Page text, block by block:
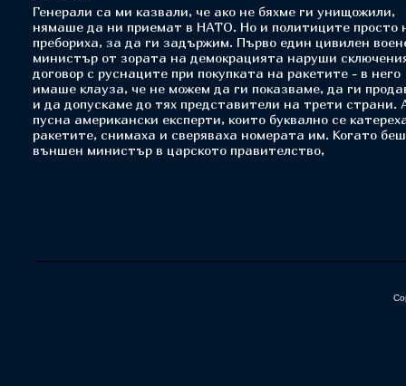
Генерали са ми казвали, че ако не бяхме ги унищожили,
нямаше да ни приемат в НАТО. Но и политиците просто
пребориха, за да ги задържим. Първо един цивилен
министър от зората на демокрацията наруши
договор с руснаците при покупката на ракетите - в него
имаше клауза, че не можем да ги показваме, да ги
и да допускаме до тях представители на трети страни.
пусна американски експерти, които буквално се
ракетите, снимаха и сверяваха номерата им. Когато
външен министър в царското правителство,